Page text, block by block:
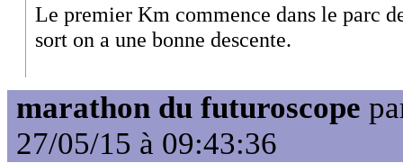
Le premier Km commence dans le parc
sort on a une bonne descente.
marathon du futuroscope
27/05/15 à 09:43:36